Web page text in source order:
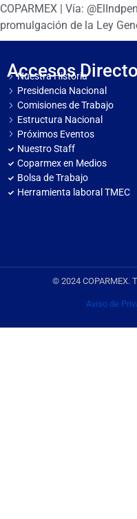
COPARMEX | Vía:
promulgación de la Ley
Accesos
Nuestra Historia
Presidencia Nacional
Comisiones de Trabajo
Estructura Nacional
Próximos Eventos
Nuestro Staff
Coparmex en Medios
Bolsa de Trabajo
Herramienta laboral TMEC
© 2024 COPARMEX.
Aviso de